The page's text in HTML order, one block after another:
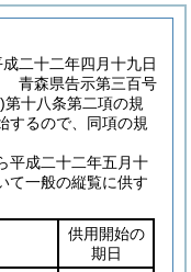
成二十二年四月十九日
青森県告示第三百号
第十八条第二項の規
するので、同項の規
平成二十二年五月十
て一般の縦覧に供す
供用開始の
期日